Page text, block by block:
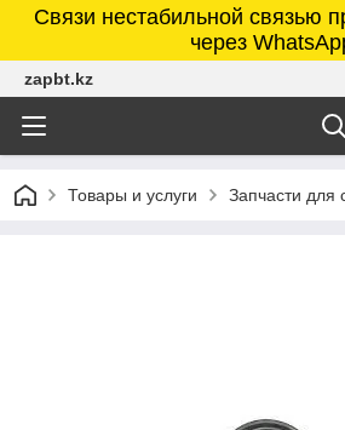
Связи нестабильной связью
через
zapbt.kz
Товары и услуги Запчасти для